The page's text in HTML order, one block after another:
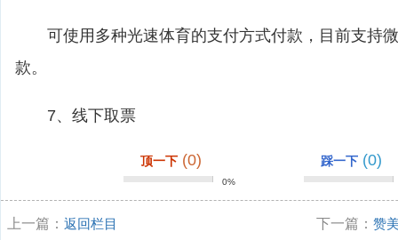
可使用多种光速体育的支付方式付款，目前支持
款。
7、线下取票
顶一下 (0)
0%
踩一下 (0)
上一篇： 返回栏目 下一篇：赞